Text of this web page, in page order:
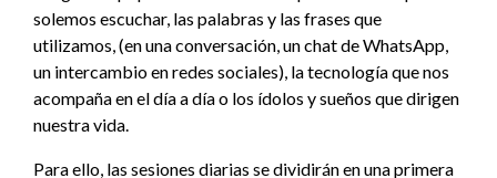
solemos escuchar, las palabras y las frases que
utilizamos, (en una conversación, un chat de WhatsApp,
un intercambio en redes sociales), la tecnología que nos
acompaña en el día a día o los ídolos y sueños que dirigen
nuestra vida.
Para ello, las sesiones diarias se dividirán en una primera